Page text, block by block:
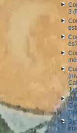
3
C